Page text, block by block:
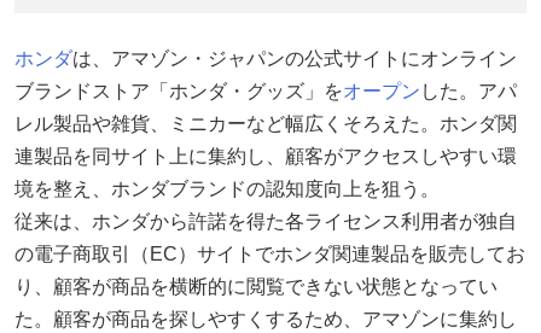
ホンダは、アマゾン・ジャパンの公式サイトにオンライン
ブランドストア「ホンダ・グッズ」をオープン した。アパ
レル製品や雑貨、ミニカーなど幅広くそろえた。ホンダ関
連製品を同サイト上に集約し、顧客がアクセスしやすい環
境を整え、ホンダブランドの認知度向上を狙う。
従来は、ホンダから許諾を得た各ライセンス利用者が独自
の電子商取引（EC）サイトでホンダ関連製品を販売してお
り、顧客が商品を横断的に閲覧できない状態となってい
た。顧客が商品を探しやすくするため、アマゾンに集約し